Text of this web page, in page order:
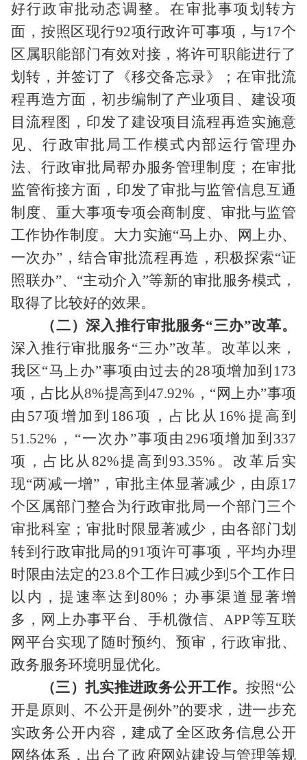
好行政审批动态调整。在审批事项划转方
面，按照区现行92项行政许可事项，与17个
区属职能部门有效对接，将许可职能进行了
划转，并签订了《移交备忘录》；在审批流
程再造方面，初步编制了产业项目、建设项
目流程图，印发了建设项目流程再造实施意
见、行政审批局工作模式内部运行管理办
法、行政审批局帮办服务管理制度；在审批
监管衔接方面，印发了审批与监管信息互通
制度、重大事项专项会商制度、审批与监管
工作协作制度。大力实施“马上办、网上办、
一次办”，结合审批流程再造，积极探索“证
照联办”、“主动介入”等新的审批服务模式，
取得了比较好的效果。
（二）深入推行审批服务“三办”改革。
深入推行审批服务“三办”改革。改革以来，
我区“马上办”事项由过去的28项增加到 173
项，占比从8%提高到47.92% ，“网上办”事项
由 57项增加到 186项，占比从 16% 提高到
51.52% ，“一次办”事项由 296项增加到 337
项，占比从 82%提高到93.35% 。改革后实
现“两减一增”，审批主体显著减少，由原17
个区属部门整合为行政审批局一个部门三个
审批科室；审批时限显著减少，由各部门划
转到行政审批局的91项许可事项，平均办理
时限由法定的23.8个工作日减少到 5个工作日
以内，提速率达到80% ；办事渠道显著增
多，网上办事平台、手机微信、APP等互联
网平台实现了随时预约、预审，行政审批、
政务服务环境明显优化。
（三）扎实推进政务公开工作。 按照“公
开是原则、不公开是例外”的要求，进一步充
实政务公开内容，建成了全区政务信息公开
网络体系，出台了政府网站建设与管理等规